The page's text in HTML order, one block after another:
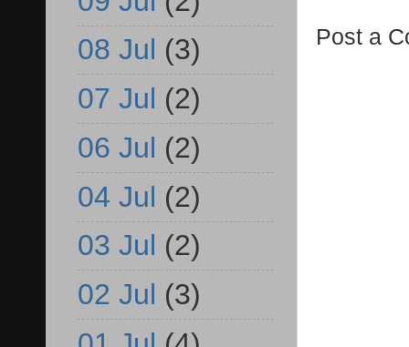
Post a
08 Jul (3)
07 Jul (2)
06 Jul (2)
04 Jul (2)
03 Jul (2)
02 Jul (3)